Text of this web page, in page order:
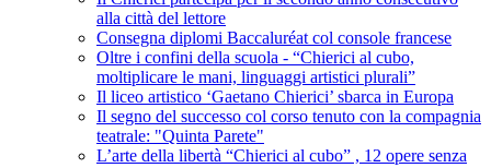
alla città del lettore
Consegna diplomi Baccaluréat col console francese
Oltre i confini della scuola - “Chierici al cubo,
moltiplicare le mani, linguaggi artistici plurali”
Il liceo artistico ‘Gaetano Chierici’ sbarca in Europa
Il segno del successo col corso tenuto con la compagnia
teatrale: "Quinta Parete"
L’arte della libertà “Chierici al cubo” , 12 opere senza